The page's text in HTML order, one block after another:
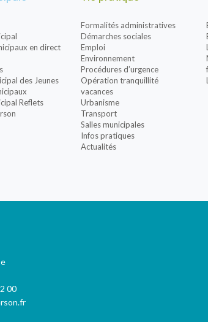
en direct
des Jeunes
Reflets
Formalités administratives
Démarches sociales
Emploi
Environnement
Procédures d’urgence
Opération tranquillité
vacances
Urbanisme
Transport
Salles municipales
Infos pratiques
Actualités
00